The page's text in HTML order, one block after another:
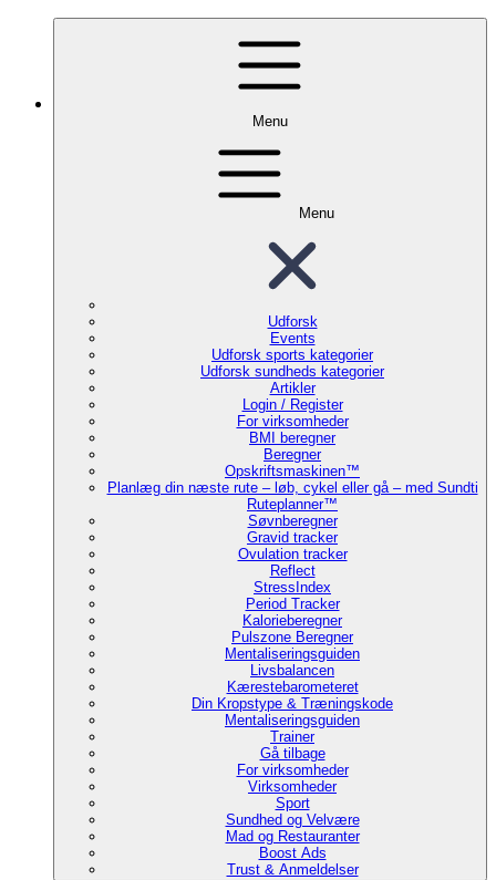
Menu
Menu
Udforsk
Events
Udforsk sports kategorier
Udforsk sundheds kategorier
Artikler
Login / Register
For virksomheder
BMI beregner
Beregner
Opskriftsmaskinen™
Planlæg din næste rute – løb, cykel eller gå – med Sundti
Ruteplanner™
Søvnberegner
Gravid tracker
Ovulation tracker
Reflect
StressIndex
Period Tracker
Kalorieberegner
Pulszone Beregner
Mentaliseringsguiden
Livsbalancen
Kærestebarometeret
Din Kropstype & Træningskode
Mentaliseringsguiden
Trainer
Gå tilbage
For virksomheder
Virksomheder
Sport
Sundhed og Velvære
Mad og Restauranter
Boost Ads
Trust & Anmeldelser